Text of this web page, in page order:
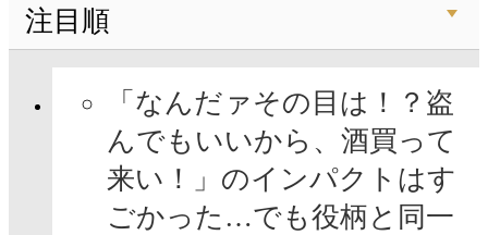
注目順
「なんだァその目は！？盗
んでもいいから、酒買って
来い！」のインパクトはす
ごかった…でも役柄と同一